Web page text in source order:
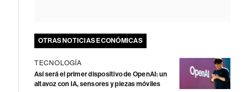
OTRAS NOTICIAS ECONÓMICAS
TECNOLOGÍA
Así será el primer dispositivo de OpenAI: un
altavoz con IA, sensores y piezas móviles